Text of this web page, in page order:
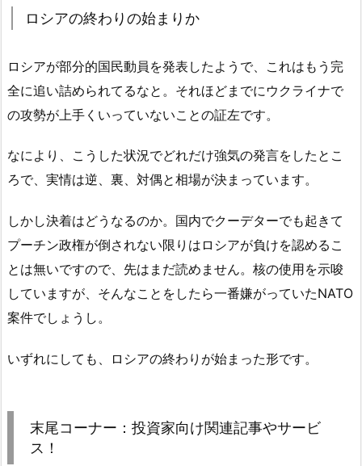
ロシアの終わりの始まりか
ロシアが部分的国民動員を発表したようで、これはもう完
全に追い詰められてるなと。それほどまでにウクライナで
の攻勢が上手くいっていないことの証左です。
なにより、こうした状況でどれだけ強気の発言をしたとこ
ろで、実情は逆、裏、対偶と相場が決まっています。
しかし決着はどうなるのか。国内でクーデターでも起きて
プーチン政権が倒されない限りはロシアが負けを認めるこ
とは無いですので、先はまだ読めません。核の使用を示唆
していますが、そんなことをしたら一番嫌がっていたNATO
案件でしょうし。
いずれにしても、ロシアの終わりが始まった形です。
末尾コーナー：投資家向け関連記事やサービ
ス！